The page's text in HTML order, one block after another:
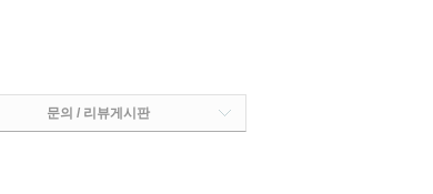
문의 / 리뷰게시판